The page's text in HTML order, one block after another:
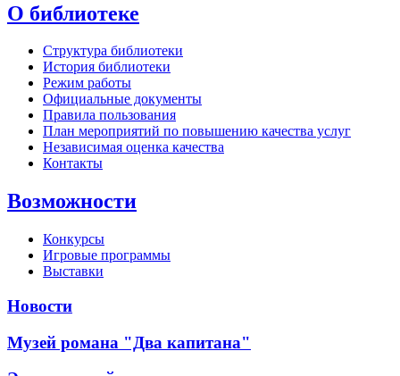
О библиотеке
Структура библиотеки
История библиотеки
Режим работы
Официальные документы
Правила пользования
План мероприятий по повышению качества услуг
Независимая оценка качества
Контакты
Возможности
Конкурсы
Игровые программы
Выставки
Новости
Музей романа "Два капитана"